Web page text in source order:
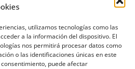
utilizamos tecnologías como las
a la información del dispositivo. El
nos permitirá procesar datos como
o las identificaciones únicas en este
puede afectar